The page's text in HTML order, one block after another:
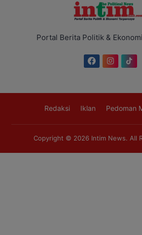
Portal Berita Politik &
Redaksi Iklan Pedoman
Copyright © 2026 Intim News. All